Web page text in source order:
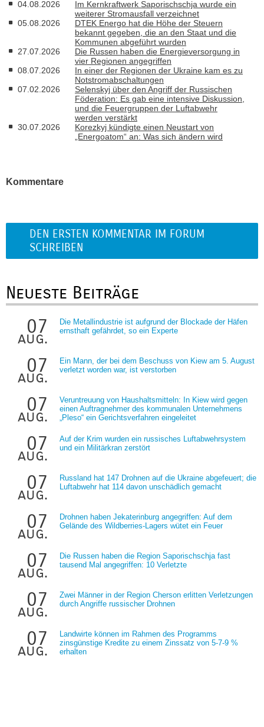
04.08.2026
Im Kernkraftwerk Saporischschja wurde ein
weiterer Stromausfall verzeichnet
05.08.2026
DTEK Energo hat die Höhe der Steuern
bekannt gegeben, die an den Staat und die
Kommunen abgeführt wurden
27.07.2026
Die Russen haben die Energieversorgung in
vier Regionen angegriffen
08.07.2026
In einer der Regionen der Ukraine kam es zu
Notstromabschaltungen
07.02.2026
Selenskyj über den Angriff der Russischen
Föderation: Es gab eine intensive Diskussion,
und die Feuergruppen der Luftabwehr
werden verstärkt
30.07.2026
Korezkyj kündigte einen Neustart von
„Energoatom“ an: Was sich ändern wird
Kommentare
DEN ERSTEN KOMMENTAR IM FORUM
SCHREIBEN
Neueste Beiträge
07
aug.
Die Metallindustrie ist aufgrund der Blockade der Häfen
ernsthaft gefährdet, so ein Experte
07
aug.
Ein Mann, der bei dem Beschuss von Kiew am 5. August
verletzt worden war, ist verstorben
07
aug.
Veruntreuung von Haushaltsmitteln: In Kiew wird gegen
einen Auftragnehmer des kommunalen Unternehmens
„Pleso“ ein Gerichtsverfahren eingeleitet
07
aug.
Auf der Krim wurden ein russisches Luftabwehrsystem
und ein Militärkran zerstört
07
aug.
Russland hat 147 Drohnen auf die Ukraine abgefeuert; die
Luftabwehr hat 114 davon unschädlich gemacht
07
aug.
Drohnen haben Jekaterinburg angegriffen: Auf dem
Gelände des Wildberries-Lagers wütet ein Feuer
07
aug.
Die Russen haben die Region Saporischschja fast
tausend Mal angegriffen: 10 Verletzte
07
aug.
Zwei Männer in der Region Cherson erlitten Verletzungen
durch Angriffe russischer Drohnen
07
aug.
Landwirte können im Rahmen des Programms
zinsgünstige Kredite zu einem Zinssatz von 5-7-9 %
erhalten